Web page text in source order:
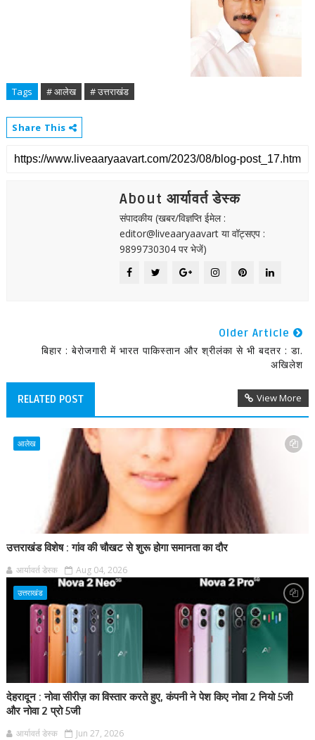
Tags # आलेख # उत्तराखंड
Share This
About आर्यावर्त डेस्क
संपादकीय (खबर/विज्ञप्ति ईमेल :
editor@liveaaryaavart या वॉट्सएप :
9899730304 पर भेजें)
Older Article
बिहार : बेरोजगारी में भारत पाकिस्तान और श्रीलंका से भी बदतर : डा.
अखिलेश
RELATED POST View More
आलेख
उत्तराखंड विशेष : गांव की चौखट से शुरू होगा समानता का दौर
आर्यावर्त डेस्क Aug 04, 2026
उत्तराखंड
देहरादून : नोवा सीरीज़ का विस्तार करते हुए, कंपनी ने पेश किए नोवा 2 नियो 5जी
और नोवा 2 प्रो 5जी
आर्यावर्त डेस्क Jun 27, 2026